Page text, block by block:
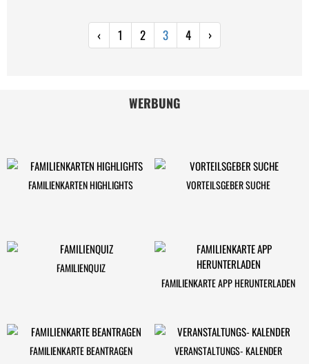
‹ 1 2 3 4 ›
WERBUNG
FAMILIENKARTEN HIGHLIGHTS VORTEILSGEBER SUCHE
FAMILIENQUIZ
FAMILIENKARTE APP HERUNTERLADEN
FAMILIENKARTE BEANTRAGEN VERANSTALTUNGS- KALENDER